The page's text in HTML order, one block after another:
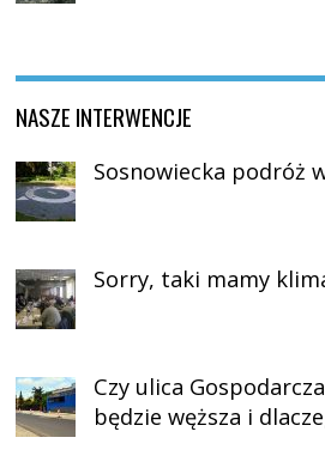
NASZE INTERWENCJE
Sosnowiecka podróż
Sorry, taki mamy
Czy ulica
będzie węższa i